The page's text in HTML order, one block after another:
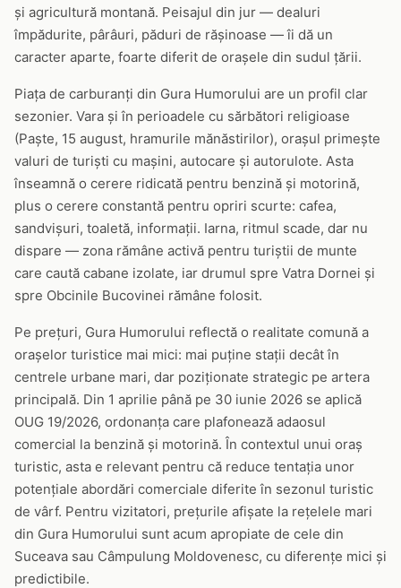
și agricultură montană. Peisajul din jur — dealuri
împădurite, pârâuri, păduri de rășinoase — îi dă un
caracter aparte, foarte diferit de orașele din sudul țării.
Piața de carburanți din Gura Humorului are un profil clar
sezonier. Vara și în perioadele cu sărbători religioase
(Paște, 15 august, hramurile mănăstirilor), orașul primește
valuri de turiști cu mașini, autocare și autorulote. Asta
înseamnă o cerere ridicată pentru benzină și motorină,
plus o cerere constantă pentru opriri scurte: cafea,
sandvișuri, toaletă, informații. Iarna, ritmul scade, dar nu
dispare — zona rămâne activă pentru turiștii de munte
care caută cabane izolate, iar drumul spre Vatra Dornei și
spre Obcinile Bucovinei rămâne folosit.
Pe prețuri, Gura Humorului reflectă o realitate comună a
orașelor turistice mai mici: mai puține stații decât în
centrele urbane mari, dar poziționate strategic pe artera
principală. Din 1 aprilie până pe 30 iunie 2026 se aplică
OUG 19/2026, ordonanța care plafonează adaosul
comercial la benzină și motorină. În contextul unui oraș
turistic, asta e relevant pentru că reduce tentația unor
potențiale abordări comerciale diferite în sezonul turistic
de vârf. Pentru vizitatori, prețurile afișate la rețelele mari
din Gura Humorului sunt acum apropiate de cele din
Suceava sau Câmpulung Moldovenesc, cu diferențe mici și
predictibile.